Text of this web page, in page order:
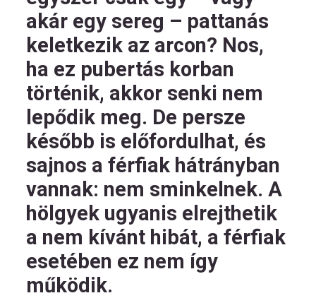
akár egy sereg – pattanás
keletkezik az arcon? Nos,
ha ez pubertás korban
történik, akkor senki nem
lepődik meg. De persze
később is előfordulhat, és
sajnos a férfiak hátrányban
vannak: nem sminkelnek. A
hölgyek ugyanis elrejthetik
a nem kívánt hibát, a férfiak
esetében ez nem így
működik.